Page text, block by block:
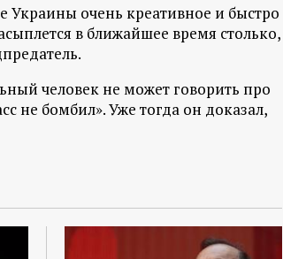
очень креативное и быстро
в ближайшее время столько,
человек не может говорить про
не бомбил». Уже тогда он доказал,